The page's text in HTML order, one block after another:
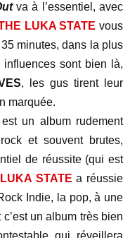
va à l’essentiel, avec
LUKA STATE vous
minutes, dans la plus
sont bien là,
, les gus tirent leur
marquée.
est un album rudement
et souvent brutes,
de réussite (qui est
STATE a réussie
Indie, la pop, à une
un album très bien